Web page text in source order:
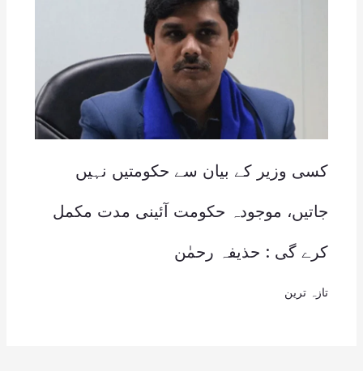
کسی وزیر کے بیان سے حکومتیں نہیں
جاتیں، موجودہ حکومت آئینی مدت مکمل
کرے گی : حذیفہ رحمٰن
تازہ ترین